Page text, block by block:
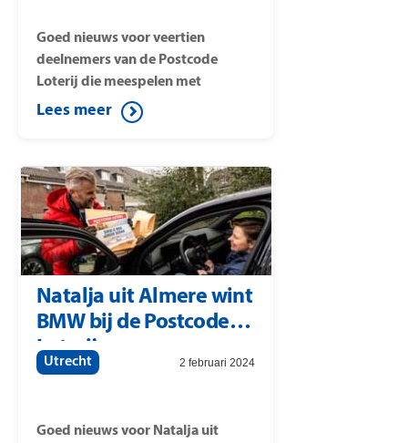
Goed nieuws voor veertien
deelnemers van de Postcode
Loterij die meespelen met
postcode 3432 AJ (straat:
Bergerveste). Op die postcode is
van 25.000 euro per lot gevallen.
Onder de winnaars van deze
Straatprijs is tevens een auto
verloot. Postcode Loterij-
ambassadeur Gaston Starreveld
verraste de gelukkige winnaars
met de cheques.
Lees meer
Natalja uit Almere wint
BMW bij de Postcode
Loterij
Utrecht 2 februari 2024
Goed nieuws voor Natalja uit